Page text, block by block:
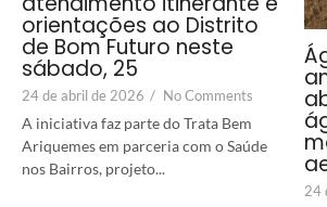
orientações ao Distrito
de Bom Futuro neste
sábado, 25
24 de abril de 2026 / No Comments
A iniciativa faz parte do Trata Bem
Ariquemes em parceria com o Saúde
nos Bairros, projeto...
24